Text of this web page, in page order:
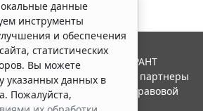
данные
инструменты
и обеспечения
статистических
Вы можете
указанных данных в
Пожалуйста,
2026. Система ГАРАНТ
Компания "Гарант" и ее партнеры
Российской ассоциации правовой